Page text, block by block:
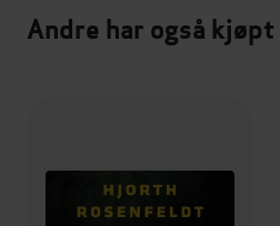
Andre har også kjøpt